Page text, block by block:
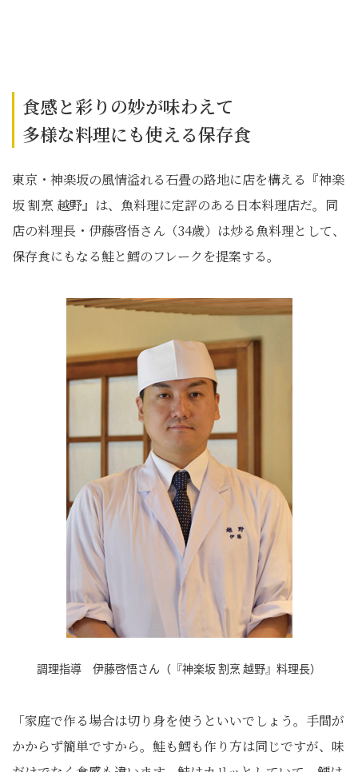
食感と彩りの妙が味わえて
多様な料理にも使える保存食
東京・神楽坂の風情溢れる石畳の路地に店を構える『神楽
坂 割烹 越野』は、魚料理に定評のある日本料理店だ。同
店の料理長・伊藤啓悟さん（34歳）は炒る魚料理として、
保存食にもなる鮭と鱈のフレークを提案する。
調理指導 伊藤啓悟さん（『神楽坂 割烹 越野』料理長）
「家庭で作る場合は切り身を使うといいでしょう。手間が
かからず簡単ですから。鮭も鱈も作り方は同じですが、味